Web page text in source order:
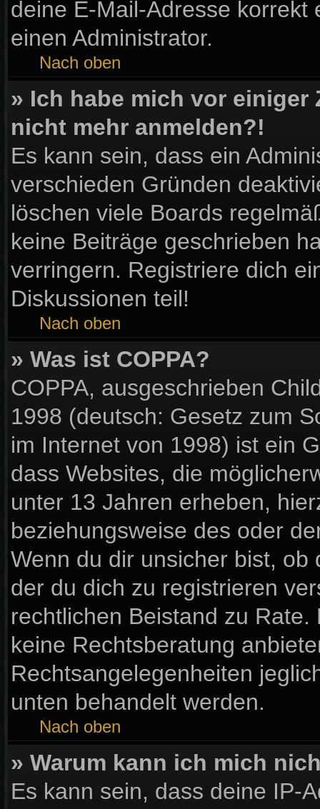
deine E-Mail-Adresse
einen Administrator.
Nach oben
» Ich habe mich vor
nicht mehr anmelden?!
Es kann sein, dass ein
verschieden Gründen
löschen viele Boards
keine Beiträge geschrieben
verringern. Registriere dich
Diskussionen teil!
Nach oben
» Was ist COPPA?
COPPA, ausgeschrieben
1998 (deutsch: Gesetz zum
im Internet von 1998) ist ein
dass Websites, die
unter 13 Jahren erheben,
beziehungsweise des oder
Wenn du dir unsicher bist,
der du dich zu registrieren
rechtlichen Beistand zu
keine Rechtsberatung
Rechtsangelegenheiten
unten behandelt werden.
Nach oben
» Warum kann ich mich
Es kann sein, dass deine IP-